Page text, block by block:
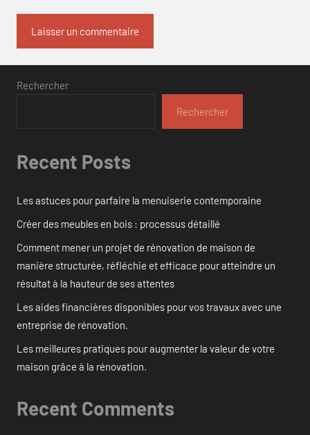
Rechercher
Rechercher
Recent Posts
Les astuces pour parfaire la menuiserie contemporaine
Créer des meubles en bois : processus détaillé
Comment mener un projet de rénovation de maison de
manière structurée, réfléchie et efficace pour atteindre un
résultat à la hauteur de ses attentes
Les aides financières disponibles pour vos travaux avec une
entreprise de rénovation.
Les meilleures pratiques pour augmenter la valeur de votre
maison grâce à la rénovation.
Recent Comments